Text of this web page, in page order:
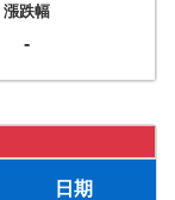
漲跌幅
-
日期